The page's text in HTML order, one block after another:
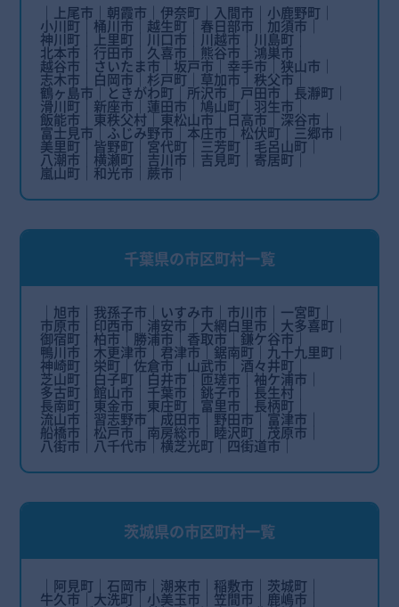
上尾市 朝霞市 伊奈町 入間市 小鹿野町
小川町 桶川市 越生町 春日部市 加須市
神川町 上里町 川口市 川越市 川島町
北本市 行田市 久喜市 熊谷市 鴻巣市
越谷市 さいたま市 坂戸市 幸手市 狭山市
志木市 白岡市 杉戸町 草加市 秩父市
鶴ヶ島市 ときがわ町 所沢市 戸田市 長瀞町
滑川町 新座市 蓮田市 鳩山町 羽生市
飯能市 東秩父村 東松山市 日高市 深谷市
富士見市 ふじみ野市 本庄市 松伏町 三郷市
美里町 皆野町 宮代町 三芳町 毛呂山町
八潮市 横瀬町 吉川市 吉見町 寄居町
嵐山町 和光市 蕨市
千葉県の市区町村一覧
旭市 我孫子市 いすみ市 市川市 一宮町
市原市 印西市 浦安市 大網白里市 大多喜町
御宿町 柏市 勝浦市 香取市 鎌ケ谷市
鴨川市 木更津市 君津市 鋸南町 九十九里町
神崎町 栄町 佐倉市 山武市 酒々井町
芝山町 白子町 白井市 匝瑳市 袖ケ浦市
多古町 館山市 千葉市 銚子市 長生村
長南町 東金市 東庄町 富里市 長柄町
流山市 習志野市 成田市 野田市 富津市
船橋市 松戸市 南房総市 睦沢町 茂原市
八街市 八千代市 横芝光町 四街道市
茨城県の市区町村一覧
阿見町 石岡市 潮来市 稲敷市 茨城町
牛久市 大洗町 小美玉市 笠間市 鹿嶋市